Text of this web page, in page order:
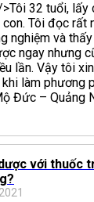
32 tuổi, lấy
Tôi đọc rất
nghiệm và
ngay nhưng
lần. Vậy tôi
làm phương
Đức – Quảng
với thuốc